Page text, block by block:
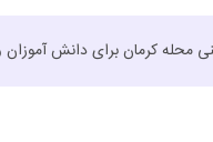
محله کرمان برای دانش آموزان